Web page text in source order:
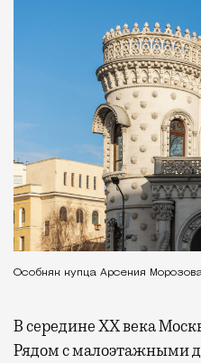
Особняк купца Арсения
В середине XX века
Рядом с малоэтажными